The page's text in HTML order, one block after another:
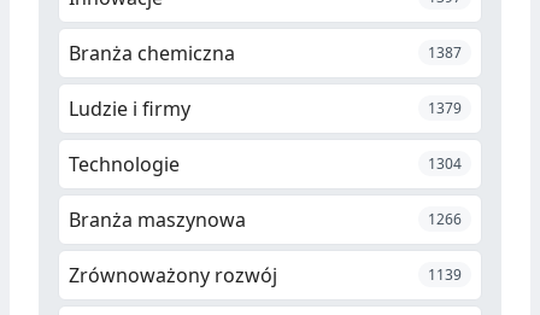
Branża chemiczna 1387
Ludzie i firmy 1379
Technologie 1304
Branża maszynowa 1266
Zrównoważony rozwój 1139